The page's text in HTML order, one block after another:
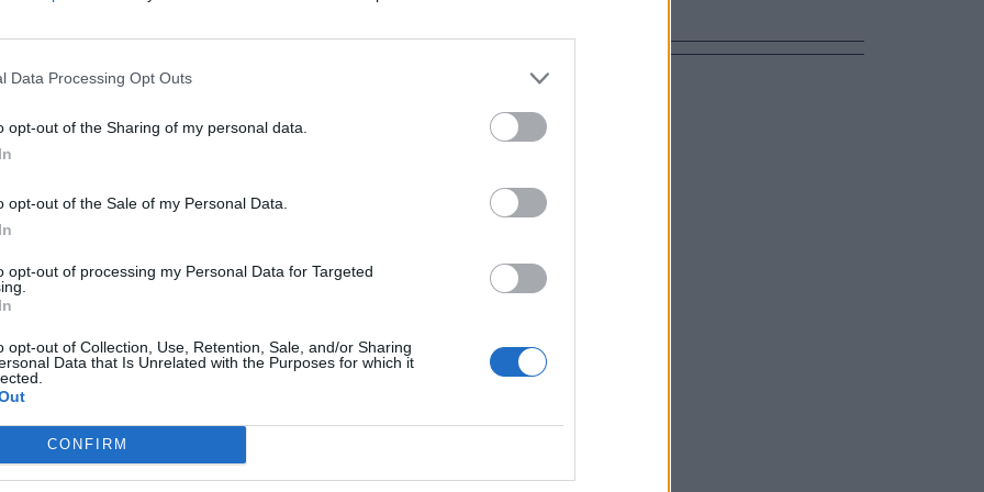
Data Processing Opt Outs
opt-out of the Sharing of my personal data.
opt-out of the Sale of my Personal Data.
opt-out of processing my Personal Data for Targeted
opt-out of Collection, Use, Retention, Sale, and/or Sharing
Data that Is Unrelated with the Purposes for which it
CONFIRM
pubblicitaria della
fruibile in affissione, dinamica,
copertura di Lazio, Abruzzo e
diBCC Roma
del visual creativo, esibendo
di una texture urbana
che stanno a cuore, in
di impresa e lavoro, famiglia e
con la nota realtà